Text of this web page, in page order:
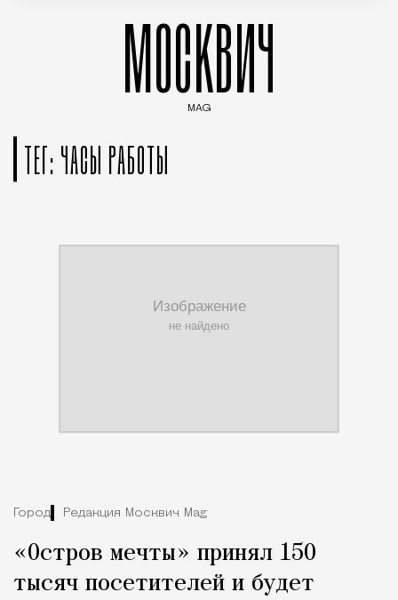
МОСКВИЧ
MAG
ТЕГ: ЧАСЫ РАБОТЫ
Город Редакция Москвич Mag
«Остров мечты» принял 150
тысяч посетителей и будет